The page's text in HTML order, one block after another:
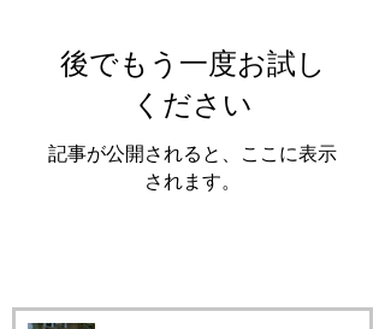
後でもう一度お試し
ください
記事が公開されると、ここに表示
されます。